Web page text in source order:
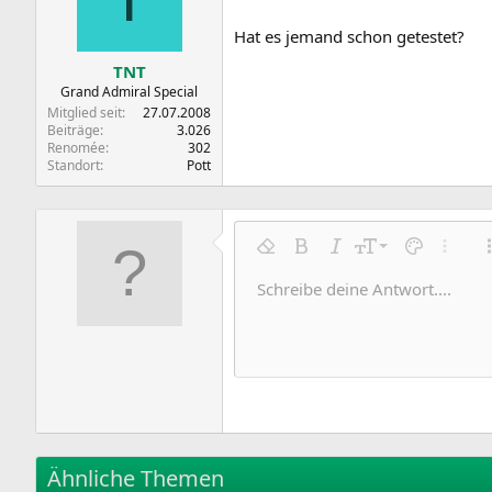
TNT
Grand Admiral Special
Mitglied seit
27.07.2008
Beiträge
3.026
Renomée
302
Standort
Pott
Hat es jemand schon getestet?
Formatierung entfernen
Fett KursivSchriftgröße
9
10
18
Textfarbe
Schriftfamilie
Arial
Times New Roman
Durchgestrichen
Unterstrichen
Inline-Code
Inline-Spoiler
Insert horizontal line
SpoilerCode
Schreibe deine Antwort....
Ähnliche Themen